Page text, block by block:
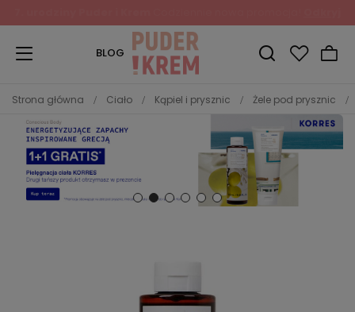
BLOG
Strona główna Ciało Kąpiel i prysznic Żele pod prysznic